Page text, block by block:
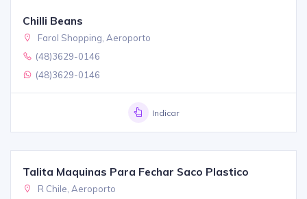
Chilli Beans
Farol Shopping, Aeroporto
(48)3629-0146
(48)3629-0146
Indicar
Talita Maquinas Para Fechar Saco Plastico
R Chile, Aeroporto